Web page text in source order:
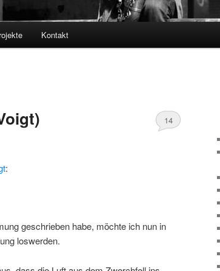
Kontakt
14
:
geschrieben habe, möchte ich nun in
loswerden.